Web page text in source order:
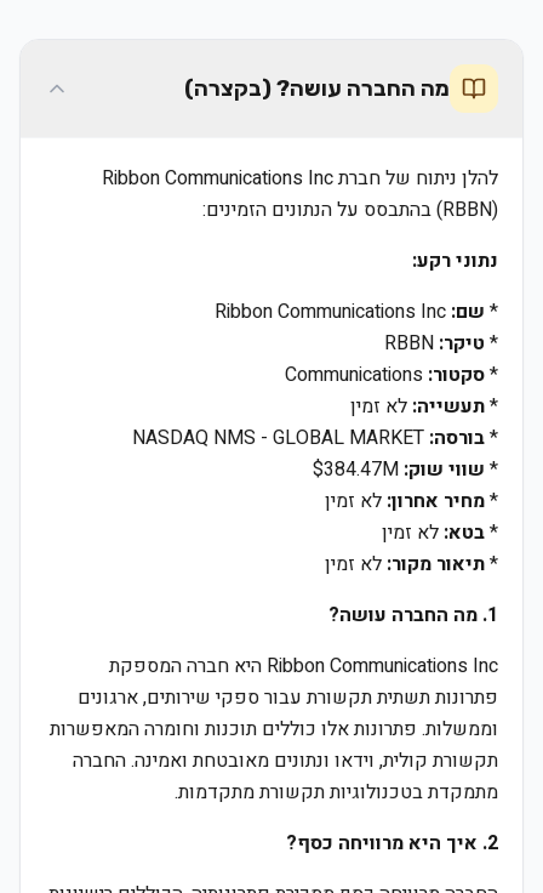
מה החברה עושה? (בקצרה)
להלן ניתוח של חברת Ribbon Communications Inc
(RBBN) בהתבסס על הנתונים הזמינים:
נתוני רקע:
* שם:
* טיקר:
*סקטור:
*תעשייה: לא זמין
*בורסה:
* שווי שוק:
*מחיר אחרון: לא זמין
*בטא: לא זמין
*תיאור מקור: לא זמין
1. מה החברה עושה?
Ribbon Communications Inc היא חברה המספקת
פתרונות תשתית תקשורת עבור ספקי שירותים, ארגונים
וממשלות. פתרונות אלו כוללים תוכנות וחומרה המאפשרות
תקשורת קולית, וידאו ונתונים מאובטחת ואמינה. החברה
מתמקדת בטכנולוגיות תקשורת מתקדמות.
2. איך היא מרוויחה כסף?